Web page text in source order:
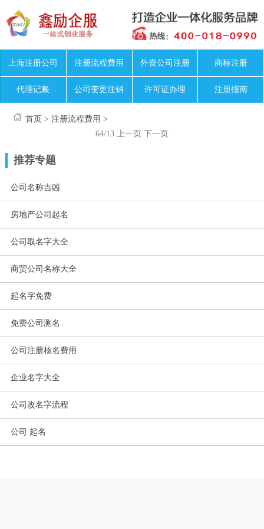
上海注册公司 注册流程费用 外资公司注册 商标注册
代理记账 公司变更注销 许可证办理 注册指南
首页 >注册流程费用 >
64/13
上一页 下一页
推荐专题
公司名称吉凶
房地产公司起名
公司取名字大全
商贸公司名称大全
起名字免费
免费公司测名
公司注册核名费用
企业名字大全
公司改名字流程
公司 起名